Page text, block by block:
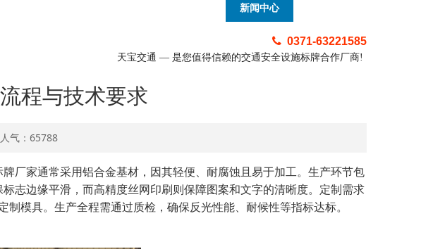
新闻中心
0371-63221585
天宝交通 — 是您值得信赖的交通安全设施标牌合作厂商!
程与技术要求
气：65788
厂家通常采用铝合金基材，因其轻便、耐腐蚀且易于加工。生产环节包
志边缘平滑，而高精度丝网印刷则保障图案和文字的清晰度。定制需求
模具。生产全程需通过质检，确保反光性能、耐候性等指标达标。